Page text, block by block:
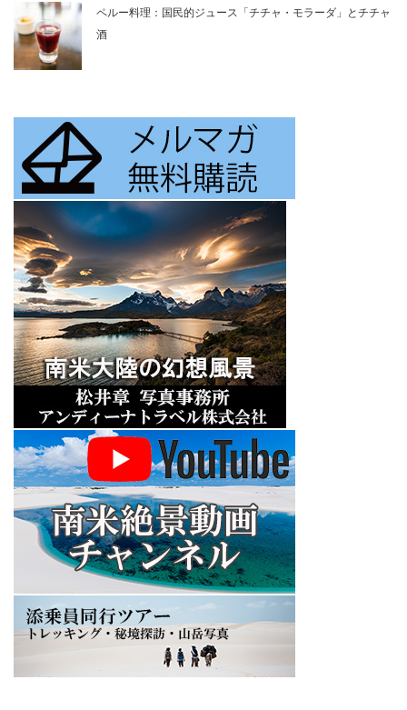
ペルー料理：国民的ジュース「チチャ・モラーダ」とチチャ
酒